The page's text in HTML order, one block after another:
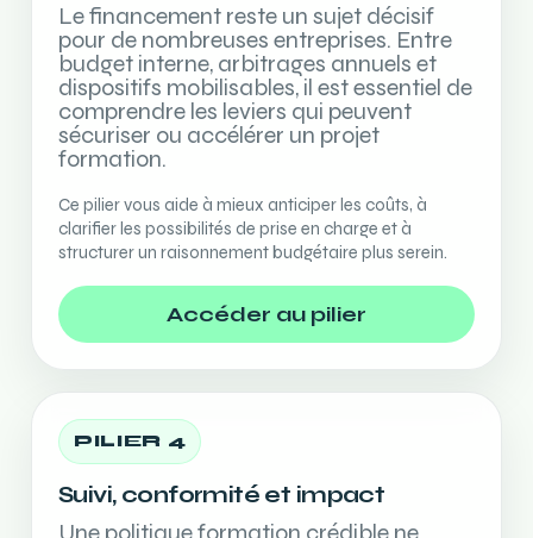
Le financement reste un sujet décisif
pour de nombreuses entreprises. Entre
budget interne, arbitrages annuels et
dispositifs mobilisables, il est essentiel de
comprendre les leviers qui peuvent
sécuriser ou accélérer un projet
formation.
Ce pilier vous aide à mieux anticiper les coûts, à
clarifier les possibilités de prise en charge et à
structurer un raisonnement budgétaire plus serein.
Accéder au pilier
PILIER 4
Suivi, conformité et impact